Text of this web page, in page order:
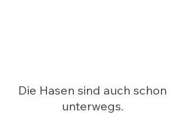
Die Hasen sind auch schon
unterwegs.